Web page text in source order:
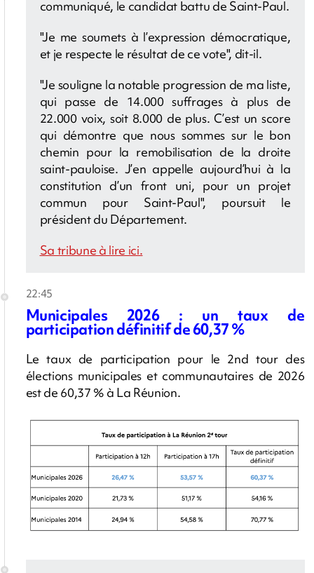
communiqué, le candidat battu de Saint-Paul.
"Je me soumets à l’expression démocratique,
et je respecte le résultat de ce vote", dit-il.
"Je souligne la notable progression de ma liste,
qui passe de 14.000 suffrages à plus de
22.000 voix, soit 8.000 de plus. C’est un score
qui démontre que nous sommes sur le bon
chemin pour la remobilisation de la droite
saint-pauloise. J’en appelle aujourd’hui à la
constitution d’un front uni, pour un projet
commun pour Saint-Paul", poursuit le
président du Département.
Sa tribune à lire ici.
22:45
Municipales 2026 : un taux de
participation définitif de 60,37 %
Le taux de participation pour le 2nd tour des
élections municipales et communautaires de 2026
est de 60,37 % à La Réunion.